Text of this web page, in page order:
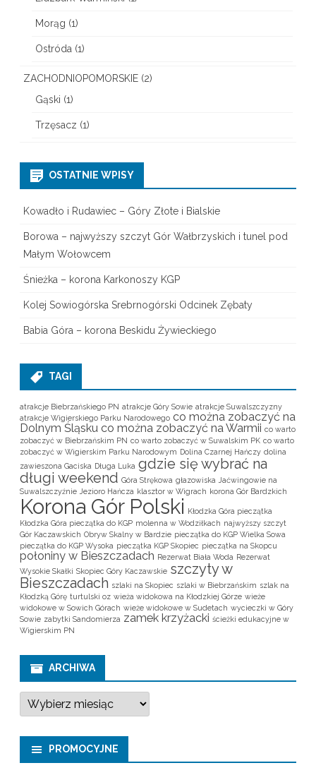
Morąg (1)
Ostróda (1)
ZACHODNIOPOMORSKIE (2)
Gąski (1)
Trzęsacz (1)
OSTATNIE WPISY
Kowadło i Rudawiec – Góry Złote i Bialskie
Borowa – najwyższy szczyt Gór Wałbrzyskich i tunel pod
Małym Wołowcem
Śnieżka – korona Karkonoszy KGP
Kolej Sowiogórska Srebrnogórski Odcinek Zębaty
Babia Góra – korona Beskidu Żywieckiego
TAGI
atrakcje Biebrzańskiego PN atrakcje Góry Sowie atrakcje Suwalszczyzny
atrakcje Wigierskiego Parku Narodowego co można zobaczyć na
Dolnym Śląsku co można zobaczyć na Warmii co warto
zobaczyć w Biebrzańskim PN co warto zobaczyć w Suwalskim PK co warto
zobaczyć w Wigierskim Parku Narodowym Dolina Czarnej Hańczy dolina
zawieszona Gaciska Długa Luka gdzie się wybrać na
długi weekend Góra Strękowa głazowiska Jaćwingowie na
Suwalszczyźnie Jezioro Hańcza klasztor w Wigrach korona Gór Bardzkich
Korona Gór Polski Kłodzka Góra pieczątka
Kłodzka Góra pieczątka do KGP molenna w Wodziłkach najwyższy szczyt
Gór Kaczawskich Obryw Skalny w Bardzie pieczątka do KGP Wielka Sowa
pieczątka do KGP Wysoka pieczątka KGP Skopiec pieczątka na Skopcu
połoniny w Bieszczadach Rezerwat Biała Woda Rezerwat
Wysokie Skałki Skopiec Góry Kaczawskie szczyty w
Bieszczadach szlaki na Skopiec szlaki w Biebrzańskim szlak na
Kłodzką Górę turtulski oz wieża widokowa na Kłodzkiej Górze wieże
widokowe w Sowich Górach wieże widokowe w Sudetach wycieczki w Góry
Sowie zabytki Sandomierza zamek krzyżacki ścieżki edukacyjne w
Wigierskim PN
ARCHIWA
A
c
a
PROMOCYJNE